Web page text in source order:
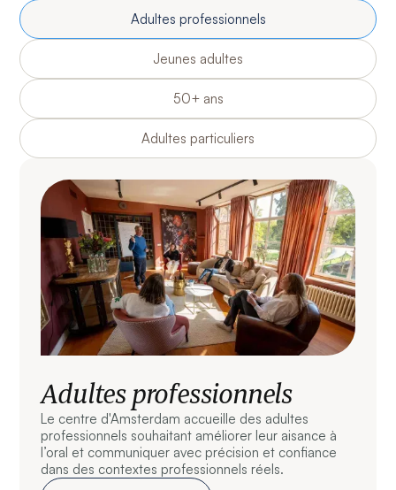
Adultes professionnels
Jeunes adultes
50+ ans
Adultes particuliers
Adultes professionnels
Le centre d'Amsterdam accueille des adultes
professionnels souhaitant améliorer leur aisance à
l’oral et communiquer avec précision et confiance
dans des contextes professionnels réels.